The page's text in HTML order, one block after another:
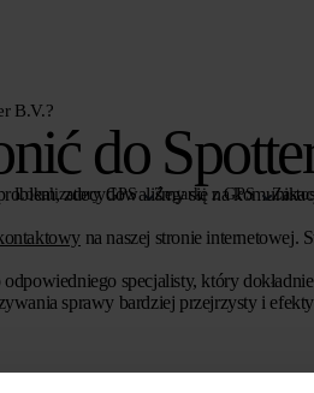
Lokalizatory GPS Zegarki z GPS
B.V.?
do
zdecydowaliśmy się na
na naszej stronie internetowej.
specjalisty, który
sprawy bardziej przejrzysty i